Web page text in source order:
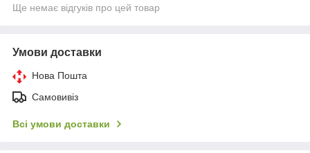
Ще немає відгуків про цей товар
Умови доставки
Нова Пошта
Самовивіз
Всі умови доставки